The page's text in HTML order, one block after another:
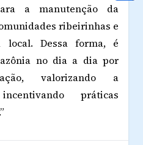
a manutenção da
ribeirinhas e
local. Dessa forma, é
no dia a dia por
valorizando a
práticas